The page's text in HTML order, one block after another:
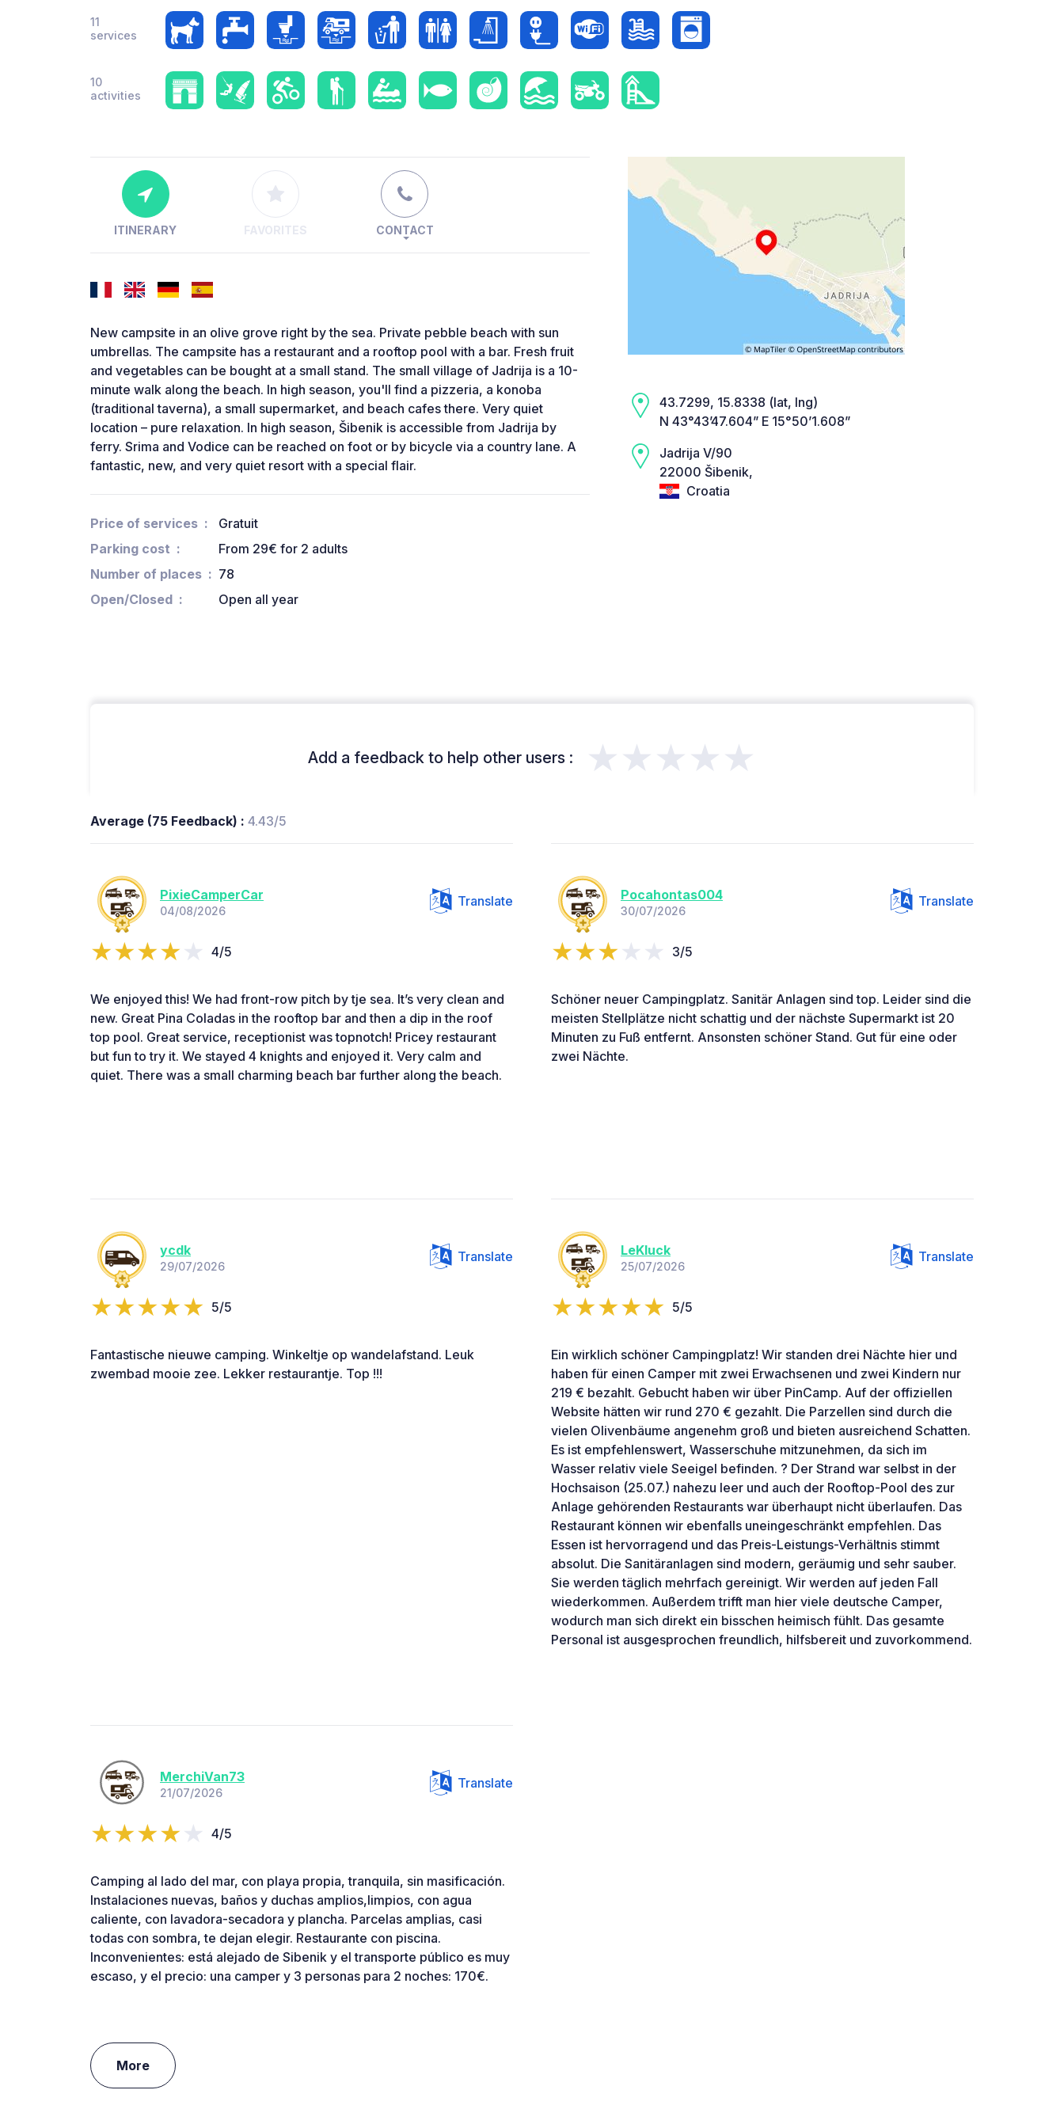
11
services
10
activities
ITINERARY FAVORITES CONTACT
New campsite in an olive grove right by the sea. Private pebble beach with sun
umbrellas. The campsite has a restaurant and a rooftop pool with a bar. Fresh fruit
and vegetables can be bought at a small stand. The small village of Jadrija is a 10-
minute walk along the beach. In high season, you'll find a pizzeria, a konoba
(traditional taverna), a small supermarket, and beach cafes there. Very quiet
location – pure relaxation. In high season, Šibenik is accessible from Jadrija by
ferry. Srima and Vodice can be reached on foot or by bicycle via a country lane. A
fantastic, new, and very quiet resort with a special flair.
Price of services
Gratuit
Parking cost
From 29€ for 2 adults
Number of places
78
Open/Closed
Open all year
43.7299, 15.8338 (lat, lng)
N 43°43’47.604” E 15°50’1.608”
Jadrija V/90
22000 Šibenik,
Croatia
Add a feedback to help other users : ★★★★★
Average (75 Feedback) : 4.43/5
PixieCamperCar
04/08/2026
Translate
4/5
We enjoyed this! We had front-row pitch by tje sea. It’s very clean and
new. Great Pina Coladas in the rooftop bar and then a dip in the roof
top pool. Great service, receptionist was topnotch! Pricey restaurant
but fun to try it. We stayed 4 knights and enjoyed it. Very calm and
quiet. There was a small charming beach bar further along the beach.
Pocahontas004
30/07/2026
Translate
3/5
Schöner neuer Campingplatz. Sanitär Anlagen sind top. Leider sind die
meisten Stellplätze nicht schattig und der nächste Supermarkt ist 20
Minuten zu Fuß entfernt. Ansonsten schöner Stand. Gut für eine oder
zwei Nächte.
ycdk
29/07/2026
Translate
5/5
Fantastische nieuwe camping. Winkeltje op wandelafstand. Leuk
zwembad mooie zee. Lekker restaurantje. Top !!!
LeKluck
25/07/2026
Translate
5/5
Ein wirklich schöner Campingplatz! Wir standen drei Nächte hier und
haben für einen Camper mit zwei Erwachsenen und zwei Kindern nur
219 € bezahlt. Gebucht haben wir über PinCamp. Auf der offiziellen
Website hätten wir rund 270 € gezahlt. Die Parzellen sind durch die
vielen Olivenbäume angenehm groß und bieten ausreichend Schatten.
Es ist empfehlenswert, Wasserschuhe mitzunehmen, da sich im
Wasser relativ viele Seeigel befinden. ? Der Strand war selbst in der
Hochsaison (25.07.) nahezu leer und auch der Rooftop-Pool des zur
Anlage gehörenden Restaurants war überhaupt nicht überlaufen. Das
Restaurant können wir ebenfalls uneingeschränkt empfehlen. Das
Essen ist hervorragend und das Preis-Leistungs-Verhältnis stimmt
absolut. Die Sanitäranlagen sind modern, geräumig und sehr sauber.
Sie werden täglich mehrfach gereinigt. Wir werden auf jeden Fall
wiederkommen. Außerdem trifft man hier viele deutsche Camper,
wodurch man sich direkt ein bisschen heimisch fühlt. Das gesamte
Personal ist ausgesprochen freundlich, hilfsbereit und zuvorkommend.
MerchiVan73
21/07/2026
Translate
4/5
Camping al lado del mar, con playa propia, tranquila, sin masificación.
Instalaciones nuevas, baños y duchas amplios,limpios, con agua
caliente, con lavadora-secadora y plancha. Parcelas amplias, casi
todas con sombra, te dejan elegir. Restaurante con piscina.
Inconvenientes: está alejado de Sibenik y el transporte público es muy
escaso, y el precio: una camper y 3 personas para 2 noches: 170€.
More